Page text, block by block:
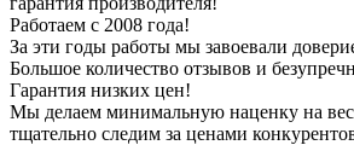
Работаем с 2008 года!
За эти годы работы мы завоевали
Большое количество отзывов и
Гарантия низких цен!
Мы делаем минимальную наценку на
тщательно следим за ценами